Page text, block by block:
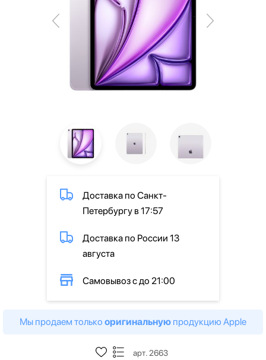
Доставка по Санкт-
Петербургу в 17:57
Доставка по России 13
августа
Самовывоз с до 21:00
Мы продаем только оригинальную продукцию Apple
арт. 2663